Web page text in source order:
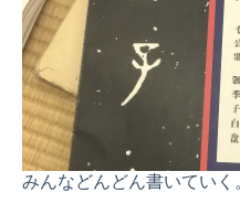
みんなどんどん書いていく